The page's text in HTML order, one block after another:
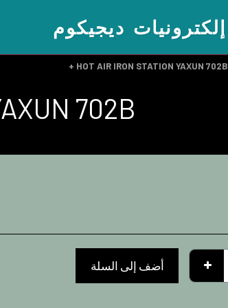
إلكترونيات ديجيكوم
HOT AIR IRON STATION YAXUN 702B +
702B +
أضف إلى السلة